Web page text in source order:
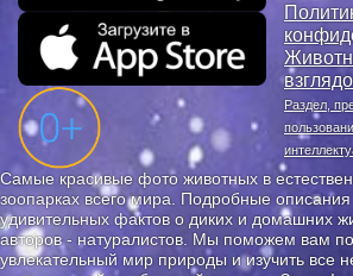
Раздел,
Самые красивые фото животных в
зоопарках всего мира. Подробные
удивительных фактов о диких и домашних
авторов - натуралистов. Мы поможем вам
увлекательный мир природы и изучить все